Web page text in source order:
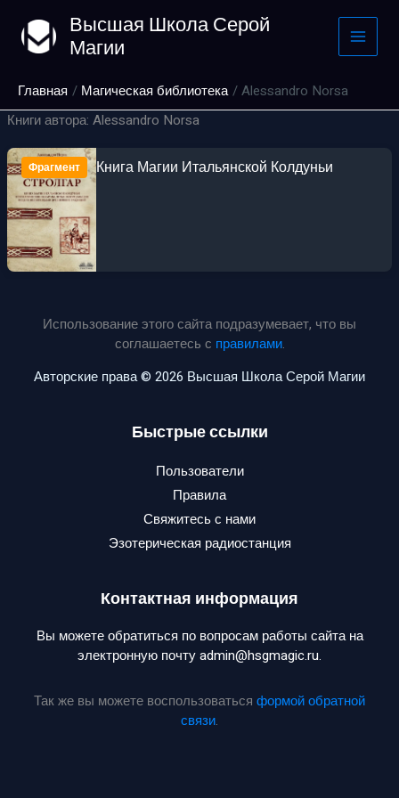
содержимому
Высшая Школа Серой
Магии
Главная Магическая библиотека
Alessandro Norsa
Книги автора: Alessandro Norsa
Фрагмент Книга Магии Итальянской Колдуньи
Использование этого сайта подразумевает, что вы
соглашаетесь с правилами.
Авторские права © 2026 Высшая Школа Серой Магии
Быстрые ссылки
Пользователи
Правила
Свяжитесь с нами
Эзотерическая радиостанция
Контактная информация
Вы можете обратиться по вопросам работы сайта на
электронную почту admin@hsgmagic.ru.
Так же вы можете воспользоваться формой обратной
связи.